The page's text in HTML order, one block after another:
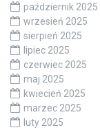
październik 2025
wrzesień 2025
sierpień 2025
lipiec 2025
czerwiec 2025
maj 2025
kwiecień 2025
marzec 2025
luty 2025